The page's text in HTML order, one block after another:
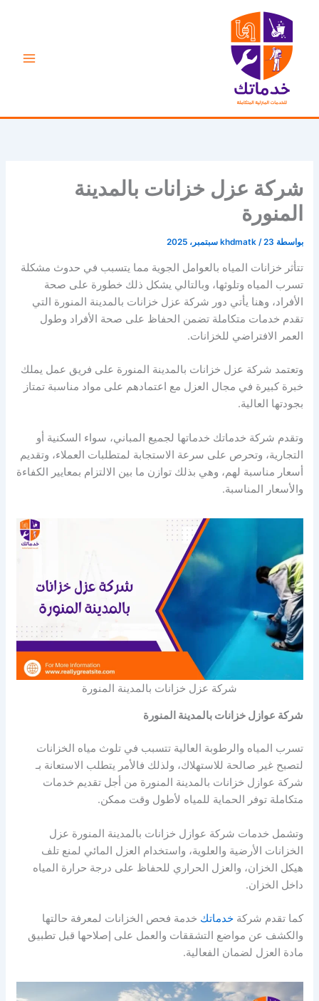
المحتوى
شركة عزل خزانات بالمدينة
المنورة
بواسطة khdmatk /23 سبتمبر، 2025
تتأثر خزانات المياه بالعوامل الجوية مما يتسبب في حدوث مشكلة
تسرب المياه وتلوثها، وبالتالي يشكل ذلك خطورة على صحة
الأفراد، وهنا يأتي دور شركة عزل خزانات بالمدينة المنورة التي
تقدم خدمات متكاملة تضمن الحفاظ على صحة الأفراد وطول
العمر الافتراضي للخزانات.
وتعتمد شركة عزل خزانات بالمدينة المنورة على فريق عمل يملك
خبرة كبيرة في مجال العزل مع اعتمادهم على مواد مناسبة تمتاز
بجودتها العالية.
وتقدم شركة خدماتك خدماتها لجميع المباني، سواء السكنية أو
التجارية، وتحرص على سرعة الاستجابة لمتطلبات العملاء، وتقديم
أسعار مناسبة لهم، وهي بذلك توازن ما بين الالتزام بمعايير الكفاءة
والأسعار المناسبة.
شركة عزل خزانات بالمدينة المنورة
شركة عوازل خزانات بالمدينة المنورة
تسرب المياه والرطوبة العالية تتسبب في تلوث مياه الخزانات
لتصبح غير صالحة للاستهلاك، ولذلك فالأمر يتطلب الاستعانة بـ
شركة عوازل خزانات بالمدينة المنورة من أجل تقديم خدمات
متكاملة توفر الحماية للمياه لأطول وقت ممكن.
وتشمل خدمات شركة عوازل خزانات بالمدينة المنورة عزل
الخزانات الأرضية والعلوية، واستخدام العزل المائي لمنع تلف
هيكل الخزان، والعزل الحراري للحفاظ على درجة حرارة المياه
داخل الخزان.
كما تقدم شركةخدماتك خدمة فحص الخزانات لمعرفة حالتها
والكشف عن مواضع التشققات والعمل على إصلاحها قبل تطبيق
مادة العزل لضمان الفعالية.